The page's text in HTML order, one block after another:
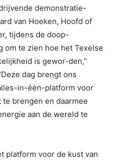
demonstratie-
van Hoeken, Hoofd of
tijdens de doop-
om te zien hoe het Texelse
is gewor-den,”
dag brengt ons
in-één-platform voor
brengen en daarmee
aan de wereld te
platform voor de kust van